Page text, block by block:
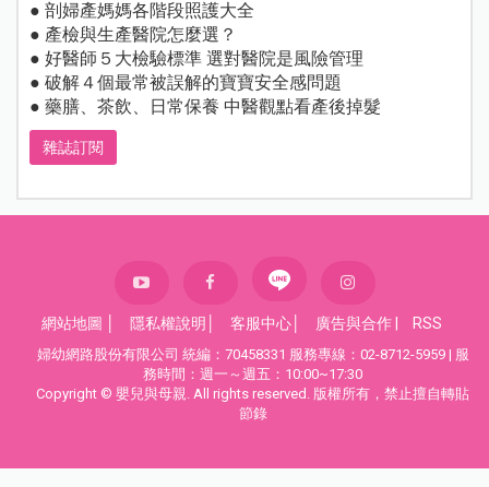
● 剖婦產媽媽各階段照護大全
● 產檢與生產醫院怎麼選？
● 好醫師５大檢驗標準 選對醫院是風險管理
● 破解４個最常被誤解的寶寶安全感問題
● 藥膳、茶飲、日常保養 中醫觀點看產後掉髮
雜誌訂閱
網站地圖 隱私權說明 客服中心 廣告與合作 RSS
婦幼網路股份有限公司 統編：70458331 服務專線：02-8712-5959 | 服
務時間：週一～週五：10:00~17:30
Copyright © 嬰兒與母親. All rights reserved. 版權所有，禁止擅自轉貼
節錄